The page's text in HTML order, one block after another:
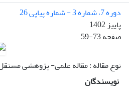
دوره 7، شماره 3 - شماره پیاپی 26
پاییز 1402
صفحه59-73
نوع مقاله : مقاله علمی- پژوهشی
نویسندگان